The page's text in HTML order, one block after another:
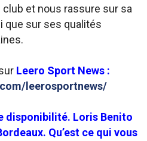
et nous rassure sur sa
que sur ses qualités
Leero Sport News :
leerosportnews/
disponibilité. Loris Benito
Qu’est ce qui vous